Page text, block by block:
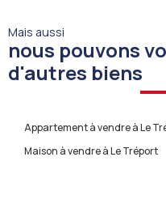
Mais aussi
nous pouvons
d'autres biens
Appartement à vendre à Le
Maison à vendre à Le Tréport